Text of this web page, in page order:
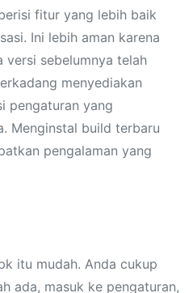
fitur yang lebih baik
Ini lebih aman karena
versi sebelumnya telah
menyediakan
pengaturan yang
Menginstal build terbaru
pengalaman yang
itu mudah. Anda cukup
ada, masuk ke pengaturan,